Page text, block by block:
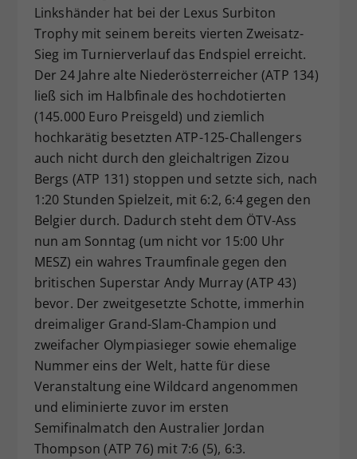
Linkshänder hat bei der Lexus Surbiton
Trophy mit seinem bereits vierten Zweisatz-
Sieg im Turnierverlauf das Endspiel erreicht.
Der 24 Jahre alte Niederösterreicher (ATP 134)
ließ sich im Halbfinale des hochdotierten
(145.000 Euro Preisgeld) und ziemlich
hochkarätig besetzten ATP-125-Challengers
auch nicht durch den gleichaltrigen Zizou
Bergs (ATP 131) stoppen und setzte sich, nach
1:20 Stunden Spielzeit, mit 6:2, 6:4 gegen den
Belgier durch. Dadurch steht dem ÖTV-Ass
nun am Sonntag (um nicht vor 15:00 Uhr
MESZ) ein wahres Traumfinale gegen den
britischen Superstar Andy Murray (ATP 43)
bevor. Der zweitgesetzte Schotte, immerhin
dreimaliger Grand-Slam-Champion und
zweifacher Olympiasieger sowie ehemalige
Nummer eins der Welt, hatte für diese
Veranstaltung eine Wildcard angenommen
und eliminierte zuvor im ersten
Semifinalmatch den Australier Jordan
Thompson (ATP 76) mit 7:6 (5), 6:3.
Zweck
Dieser Wert speichert Ihre Consent-
Einstellungen. Unter anderem eine
zufällig generierte ID, für die
historische Speicherung Ihrer
vorgenommen Einstellungen, falls der
hat.